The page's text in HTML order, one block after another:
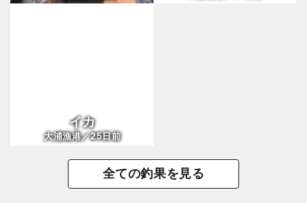
イカ
大浦漁港／25日前
全ての釣果を見る